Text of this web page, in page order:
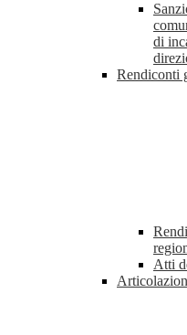
di
Rendiconti
Atti